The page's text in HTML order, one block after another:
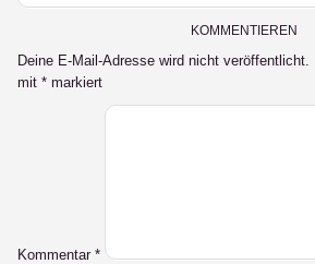
KOMMENTIEREN
Deine E-Mail-Adresse wird nicht veröffentlicht.
mit * markiert
Kommentar *